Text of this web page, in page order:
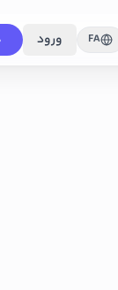
FA ورود